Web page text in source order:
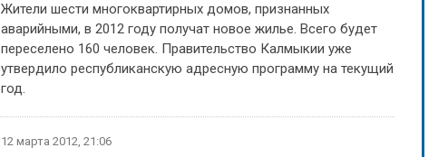
Жители шести многоквартирных домов, признанных
аварийными, в 2012 году получат новое жилье. Всего будет
переселено 160 человек. Правительство Калмыкии уже
утвердило республиканскую адресную программу на текущий
год.
12 марта 2012, 21:06